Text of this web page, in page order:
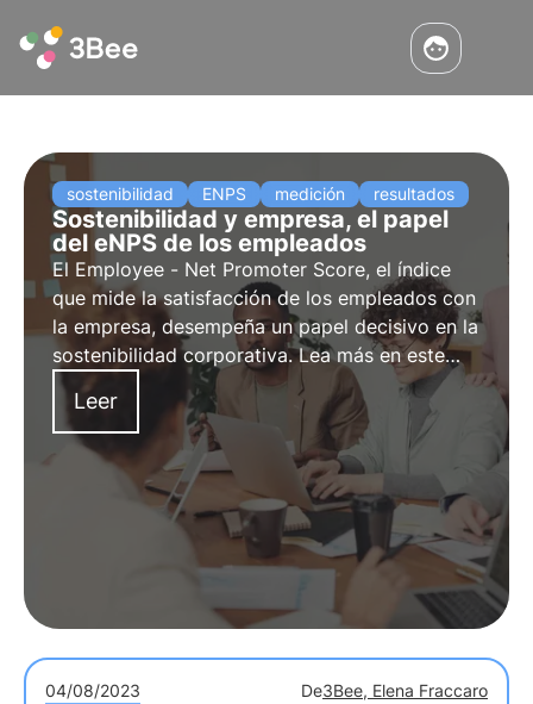
sostenibilidad ENPS medición resultados
Sostenibilidad y empresa, el papel
del eNPS de los empleados
El Employee - Net Promoter Score, el índice
que mide la satisfacción de los empleados con
la empresa, desempeña un papel decisivo en la
sostenibilidad corporativa. Lea más en este
artículo sobre la conexión entre sostenibilidad
y eNPS y las técnicas para aumentar la
fidelidad de los empleados.
Leer
04/08/2023 De3Bee, Elena Fraccaro